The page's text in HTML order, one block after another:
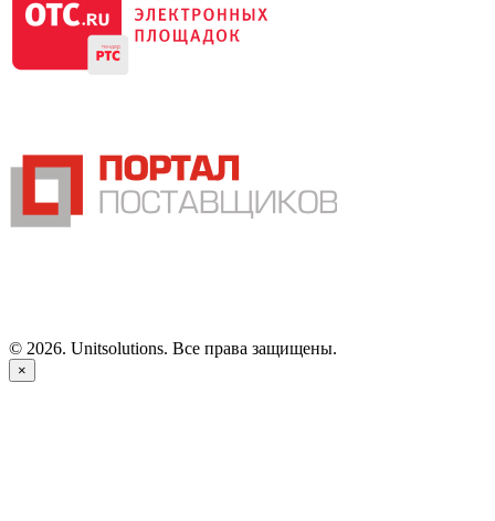
© 2026. Unitsolutions. Все права защищены.
×